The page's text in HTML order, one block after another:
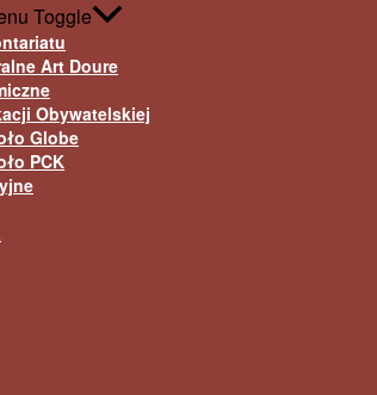
Toggle
Art Doure
Obywatelskiej
Globe
PCK